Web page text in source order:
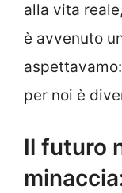
alla vita
è avvenuto
per noi è
Il futuro